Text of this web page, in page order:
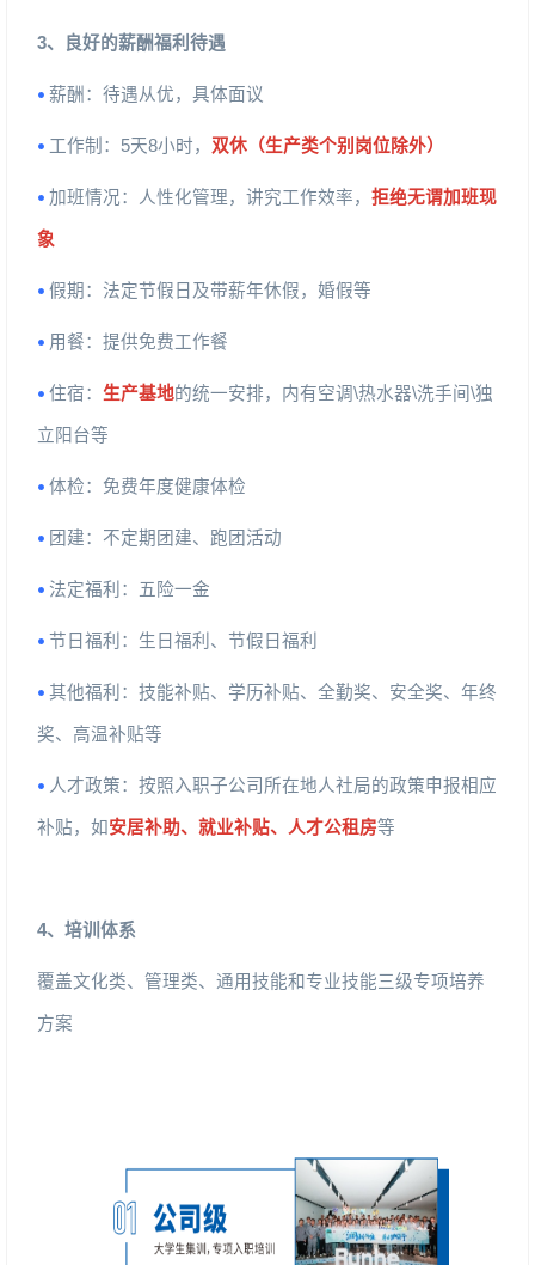
3、良好的薪酬福利待遇
• 薪酬：待遇从优，具体面议
• 工作制： 5天8小时， 双休（生产类个别岗位除外）
• 加班情况：人性化管理，讲究工作效率， 拒绝无谓加班现
象
• 假期：法定节假日及带薪年休假，婚假等
• 用餐：提供免费工作餐
• 住宿： 生产基地的统一安排，内有空调\热水器\洗手间 \独
立阳台等
• 体检：免费年度健康体检
• 团建：不定期团建、跑团活动
• 法定福利：五险一金
• 节日福利：生日福利、节假日福利
• 其他福利：技能补贴、学历补贴、全勤奖、安全奖、年终
奖、高温补贴等
• 人才政策：按照入职子公司所在地人社局的政策申报相应
补贴，如安居补助、就业补贴、人才公租房等
4、培训体系
覆盖文化类、管理类、通用技能和专业技能三级专项培养
方案